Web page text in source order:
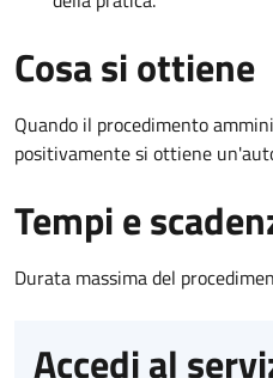
Cosa si ottiene
Quando il procedimento
positivamente si ottiene
Tempi e
Durata massima del
Accedi al